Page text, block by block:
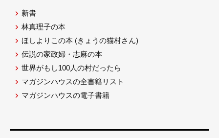
新書
林真理子の本
ほしよりこの本 (きょうの猫村さん)
伝説の家政婦・志麻の本
世界がもし100人の村だったら
マガジンハウスの全書籍リスト
マガジンハウスの電子書籍